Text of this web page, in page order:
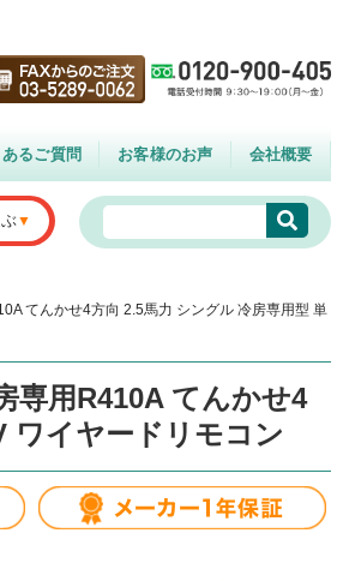
るご質問 お客様のお声 会社概要
てんかせ4方向 2.5馬力 シングル 冷房専用型 単
専用R410A てんかせ4
ワイヤードリモコン